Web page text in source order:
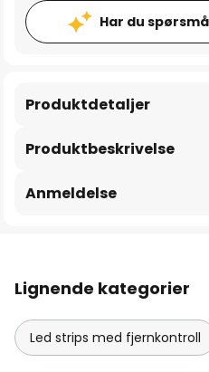
Har du
Produktbeskrivelse
Produktdetaljer
Anmeldelse
Lignende kategorier
Led strips med fjernkontroll